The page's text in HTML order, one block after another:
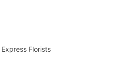
Express Florists